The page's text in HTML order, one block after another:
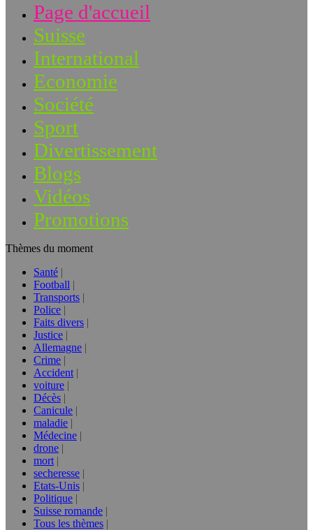
Page d'accueil
Suisse
International
Economie
Société
Sport
Divertissement
Blogs
Vidéos
Promotions
Thèmes du moment
Santé
Football
Transports
Police
Faits divers
Justice
Allemagne
Crime
Accident
voiture
Décès
Canicule
maladie
Médecine
drone
mort
secheresse
Etats-Unis
Politique
Suisse romande
Tous les thèmes